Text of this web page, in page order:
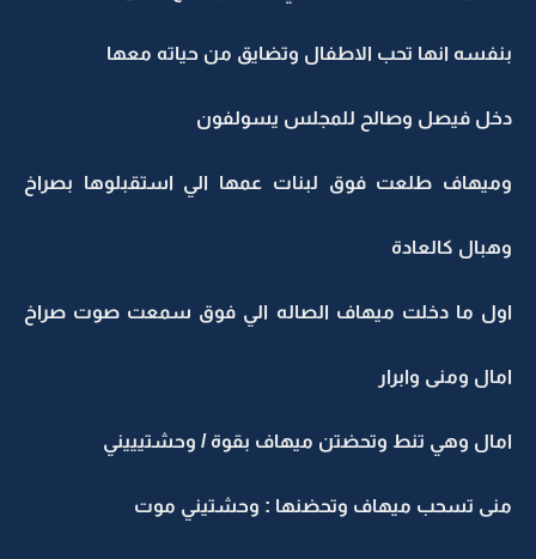
بنفسه انها تحب الاطفال وتضايق من حياته معها
دخل فيصل وصالح للمجلس يسولفون
وميهاف طلعت فوق لبنات عمها الي استقبلوها بصراخ
وهبال كالعادة
اول ما دخلت ميهاف الصاله الي فوق سمعت صوت صراخ
امال ومنى وابرار
امال وهي تنط وتحضتن ميهاف بقوة / وحشتيييني
منى تسحب ميهاف وتحضنها : وحشتيني موت